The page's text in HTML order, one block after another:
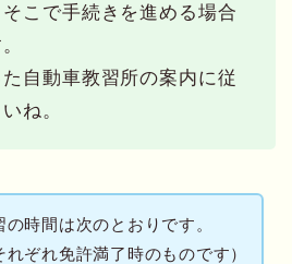
こで手続きを進める場合
自動車教習所の案内に従
ね。
時間は次のとおりです。
れぞれ免許満了時のものです）